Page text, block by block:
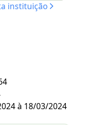
instituição
à 18/03/2024